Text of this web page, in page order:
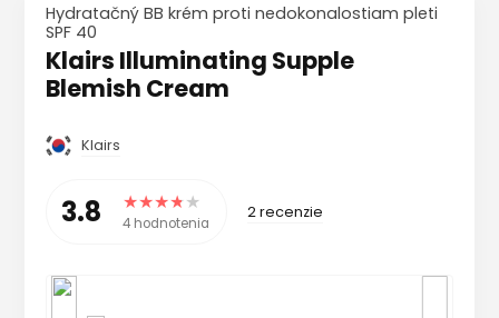
Hydratačný BB krém proti nedokonalostiam pleti
SPF 40
Klairs Illuminating Supple
Blemish Cream
Klairs
3.8 4 hodnotenia
2 recenzie